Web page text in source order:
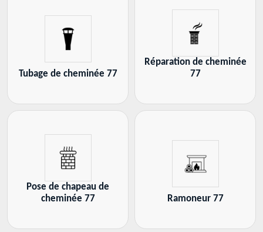
Tubage de cheminée 77
Réparation de cheminée
77
Pose de chapeau de
cheminée 77
Ramoneur 77